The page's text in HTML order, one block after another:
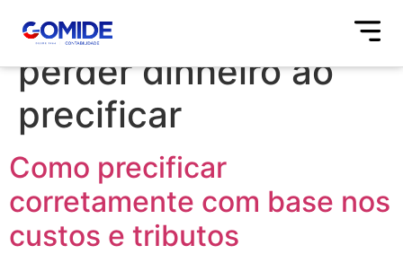
Tag:como não
perder dinheiro ao
precificar
Como precificar
corretamente com base nos
custos e tributos